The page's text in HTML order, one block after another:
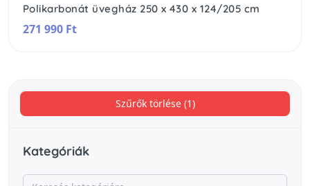
Szűrők törlése (1)
Kategóriák
Polikarbonát üvegház 250 x 430 x 124/205 cm
271 990 Ft